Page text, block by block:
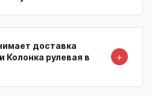
доставка
Колонка рулевая в
＋